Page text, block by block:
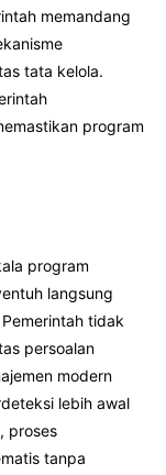
memandang
tata kelola.
program
program
langsung
tidak
persoalan
modern
lebih awal
proses
tanpa